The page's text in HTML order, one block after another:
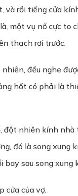
và rồi tiếng cửa
một vụ nổ cực to
thạch rơi trước.
đều nghe
hốt có phải là
đột nhiên kính
đó là song xung
bay sau song xung
cửa của vợ.